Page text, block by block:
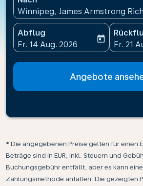
Winnipeg, James Armstrong
Abflug
fc-booking-departure-date-
Fr. 14 Aug. 2026
today
fc-
Fr. 21
Angebote
* Die angegebenen Preise gelten für einen
Beträge sind in EUR, inkl. Steuern und
Buchungsgebühr entfällt, aber es kann
Zahlungsmethode anfallen. Die gezeigten